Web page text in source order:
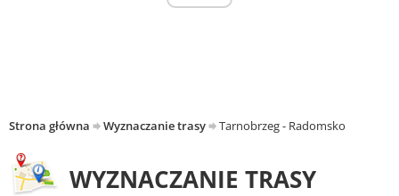
Strona główna Wyznaczanie trasy Tarnobrzeg - Radomsko
WYZNACZANIE TRASY